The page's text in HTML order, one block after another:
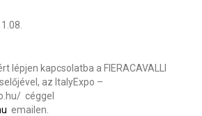
lépjen kapcsolatba a FIERACAVALLI
az ItalyExpo –
céggel
emailen.